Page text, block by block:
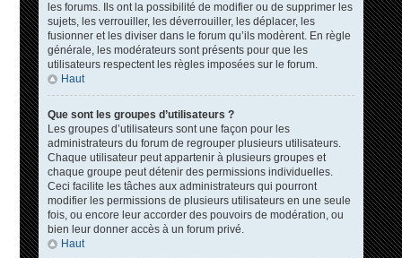
les forums. Ils ont la possibilité de modifier ou de supprimer les
sujets, les verrouiller, les déverrouiller, les déplacer, les
fusionner et les diviser dans le forum qu’ils modèrent. En règle
générale, les modérateurs sont présents pour que les
utilisateurs respectent les règles imposées sur le forum.
Haut
Que sont les groupes d’utilisateurs ?
Les groupes d’utilisateurs sont une façon pour les
administrateurs du forum de regrouper plusieurs utilisateurs.
Chaque utilisateur peut appartenir à plusieurs groupes et
chaque groupe peut détenir des permissions individuelles.
Ceci facilite les tâches aux administrateurs qui pourront
modifier les permissions de plusieurs utilisateurs en une seule
fois, ou encore leur accorder des pouvoirs de modération, ou
bien leur donner accès à un forum privé.
Haut